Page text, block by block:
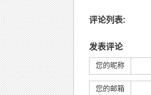
评论列表:
发表评论
您的昵称
您的邮箱